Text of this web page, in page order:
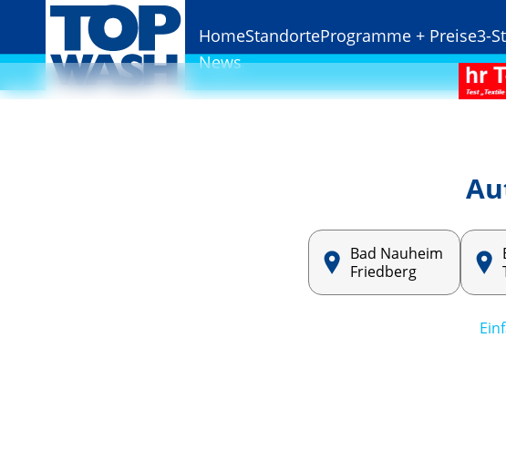
HomeStandorteProgramme + Preise3-
News
‹
Bad Nauheim
Friedberg